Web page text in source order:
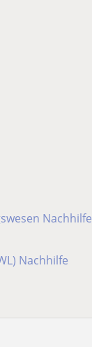
Nachhilfe
Nachhilfe